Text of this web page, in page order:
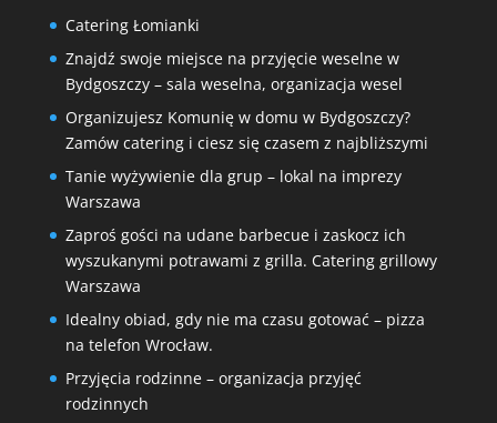
Catering Łomianki
Znajdź swoje miejsce na przyjęcie weselne w
Bydgoszczy – sala weselna, organizacja wesel
Organizujesz Komunię w domu w Bydgoszczy?
Zamów catering i ciesz się czasem z najbliższymi
Tanie wyżywienie dla grup – lokal na imprezy
Warszawa
Zaproś gości na udane barbecue i zaskocz ich
wyszukanymi potrawami z grilla. Catering grillowy
Warszawa
Idealny obiad, gdy nie ma czasu gotować – pizza
na telefon Wrocław.
Przyjęcia rodzinne – organizacja przyjęć
rodzinnych